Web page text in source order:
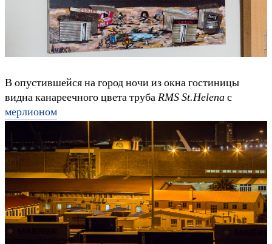
В опустившейся на город ночи из окна гостиницы
видна канареечного цвета трубаRMS St.Helenaс
мерлионом